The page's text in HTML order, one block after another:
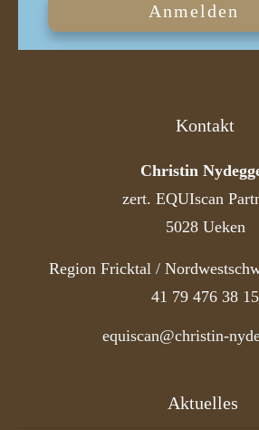
Anmelden
Kontakt
Christin
zert. EQUIscan
5028 Ueken
Region Fricktal /
41 79 476 38 15
equiscan@christin-
Aktuelles